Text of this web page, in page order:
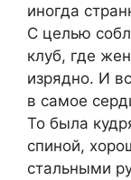
иногда
С целью
клуб, где
изрядно. И
в самое
То была
спиной,
стальными